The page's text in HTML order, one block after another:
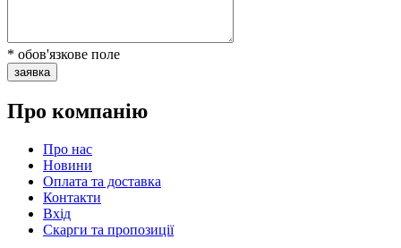
* обов'язкове поле
заявка
Про компанію
Про нас
Новини
Оплата та доставка
Контакти
Вхiд
Скарги та пропозиції